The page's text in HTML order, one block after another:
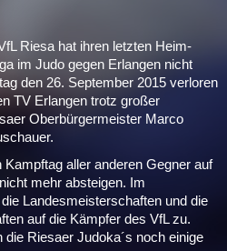
Riesa hat ihren letzten Heim-
im Judo gegen Erlangen nicht
den 26. September 2015 verloren
TV Erlangen trotz großer
Oberbürgermeister Marco
aller anderen Gegner auf
mehr absteigen. Im
Landesmeisterschaften und die
auf die Kämpfer des VfL zu.
Riesaer Judoka´s noch einige